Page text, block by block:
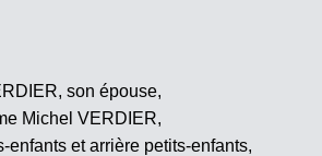
son épouse,
Michel VERDIER,
enfants et arrière petits-enfants,